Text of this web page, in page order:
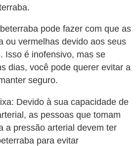
pode fazer com que as
ou vermelhas devido aos seus
Isso é inofensivo, mas se
dias, você pode querer evitar a
seguro.
Devido à sua capacidade de
as pessoas que tomam
a pressão arterial devem ter
para evitar